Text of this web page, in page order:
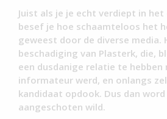
Juist als je je echt verdiept in het
besef je hoe schaamteloos het
geweest door de diverse media.
beschadiging van Plasterk, die,
een dusdanige relatie te hebben
informateur werd, en onlangs
kandidaat opdook. Dus dan
aangeschoten wild.